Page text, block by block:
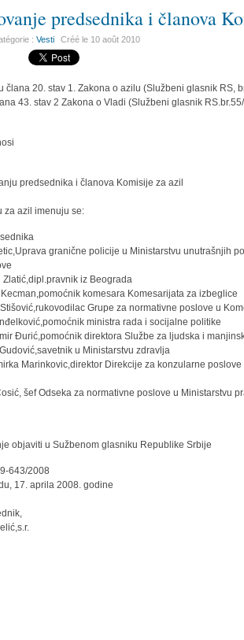
predsednika i članova
:Vesti Créé le 10 août 2010
člana 20. stav 1. Zakona o azilu (Službeni glasnik RS,
43. stav 2 Zakona o Vladi (Službeni glasnik
predsednika i članova Komisije za azil
za azil imenuju se:
granične policije u Ministarstvu unutrašnjih
Zlatić,dipl.pravnik iz Beograda
komesara Komesarijata za izbeglice
Grupe za normativne poslove u
ministra rada i socijalne politike
Đurić,pomoćnik direktora Službe za ljudska i
u Ministarstvu zdravlja
Marinkovic,direktor Direkcije za konzularne
šef Odseka za normativne poslove u Ministarstvu
objaviti u Sužbenom glasniku Republike Srbije
643/2008
17. aprila 2008. godine